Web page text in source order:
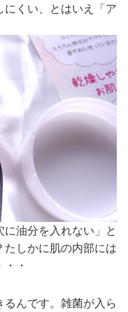
にくい、とはいえ「ア
油分を入れない」と
たしかに肌の内部には
・
んです。雑菌が入ら